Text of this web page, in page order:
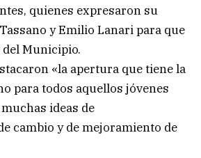
quienes expresaron su
y Emilio Lanari para que
Municipio.
«la apertura que tiene la
para todos aquellos jóvenes
ideas de
cambio y de mejoramiento de